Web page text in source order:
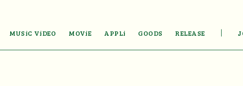
MUSiC ViDEO MOViE APPLi GOODS RELEASE